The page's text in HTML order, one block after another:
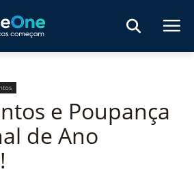
e Poupança
de Ano